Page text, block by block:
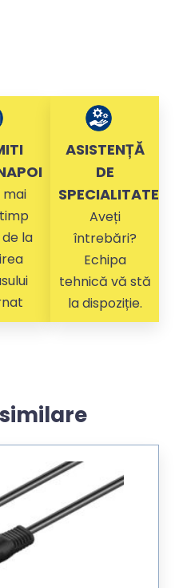
mai
la
ASISTENȚĂ
DE
SPECIALITATE
Aveți
întrebări?
Echipa
tehnică vă stă
la dispoziție.